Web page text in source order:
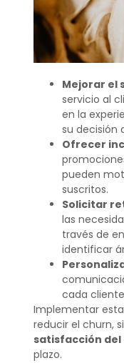
Mejorar el
servicio al
en la
su decisión
Ofrecer
pueden
suscritos.
Solicitar
las
través de
identificar
cada
Implementar
reducir el churn,
satisfacción
plazo.